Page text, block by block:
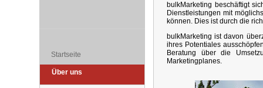
Startseite
Über uns
bulkMarketing beschäftigt
Dienstleistungen mit
können. Dies ist durch die
bulkMarketing ist davon
ihres Potentiales
Beratung über die
Marketingplanes.